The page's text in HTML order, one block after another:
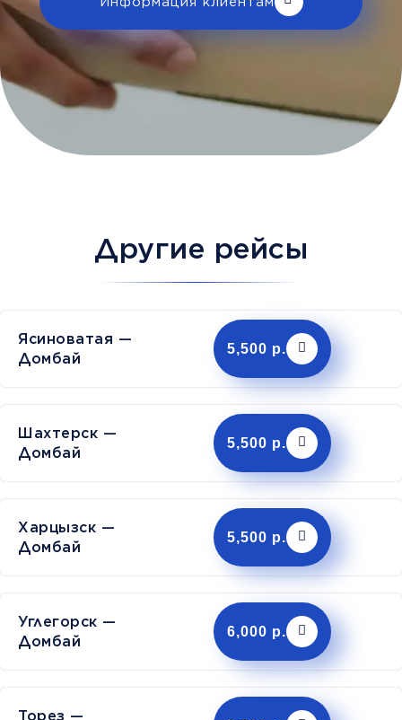
Другие рейсы
Ясиноватая —
Домбай
5,500 р.
Шахтерск —
Домбай
5,500 р.
Харцызск —
Домбай
5,500 р.
Углегорск —
Домбай
6,000 р.
Торез —